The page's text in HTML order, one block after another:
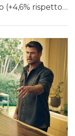
(+4,6% rispetto…